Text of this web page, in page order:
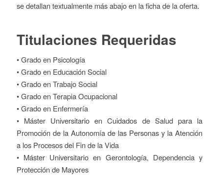
se detallan textualmente más abajo en la ficha de la oferta.
Titulaciones Requeridas
• Grado en Psicología
• Grado en Educación Social
• Grado en Trabajo Social
• Grado en Terapia Ocupacional
• Grado en Enfermería
• Máster Universitario en Cuidados de Salud para la
Promoción de la Autonomía de las Personas y la Atención
a los Procesos del Fin de la Vida
• Máster Universitario en Gerontología, Dependencia y
Protección de Mayores